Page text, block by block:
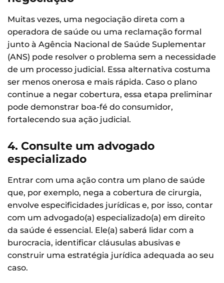
Muitas vezes, uma negociação direta com a
operadora de saúde ou uma reclamação formal
junto à Agência Nacional de Saúde Suplementar
(ANS) pode resolver o problema sem a necessidade
de um processo judicial. Essa alternativa costuma
ser menos onerosa e mais rápida. Caso o plano
continue a negar cobertura, essa etapa preliminar
pode demonstrar boa-fé do consumidor,
fortalecendo sua ação judicial.
4. Consulte um advogado
especializado
Entrar com uma ação contra um plano de saúde
que, por exemplo, nega a cobertura de cirurgia,
envolve especificidades jurídicas e, por isso, contar
com um advogado(a) especializado(a) em direito
da saúde é essencial. Ele(a) saberá lidar com a
burocracia, identificar cláusulas abusivas e
construir uma estratégia jurídica adequada ao seu
caso.